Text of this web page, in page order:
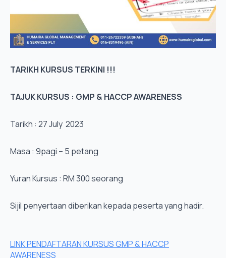
TARIKH KURSUS TERKINI !!!
TAJUK KURSUS : GMP & HACCP AWARENESS
Tarikh : 27 July 2023
Masa : 9pagi – 5 petang
Yuran Kursus : RM 300 seorang
Sijil penyertaan diberikan kepada peserta yang hadir.
LINK PENDAFTARAN KURSUS GMP & HACCP
AWARENESS